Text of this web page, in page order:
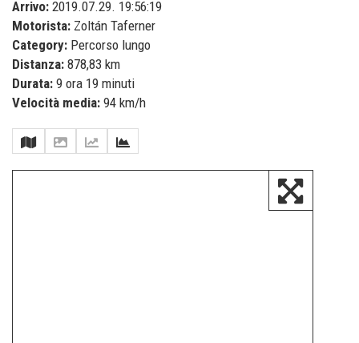
Arrivo: 2019.07.29. 19:56:19
Motorista: Zoltán Taferner
Category: Percorso lungo
Distanza: 878,83 km
Durata: 9 ora 19 minuti
Velocità media: 94 km/h